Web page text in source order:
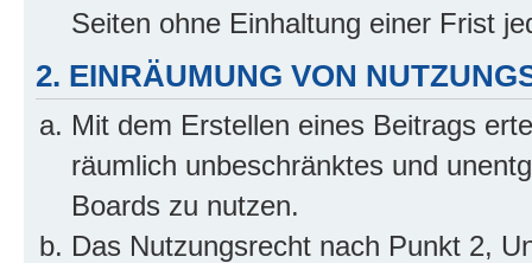
Seiten ohne Einhaltung einer Frist
2. EINRÄUMUNG VON
Mit dem Erstellen eines Beitrags
räumlich unbeschränktes und
Boards zu nutzen.
Das Nutzungsrecht nach Punkt 2,